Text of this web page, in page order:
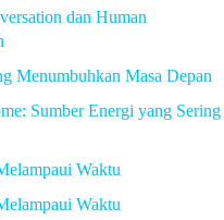
dan Human
Menumbuhkan Masa Depan
Sumber Energi yang Sering
Waktu
Waktu